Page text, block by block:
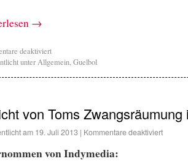
→
deaktiviert
unterAllgemein,Guelbol
von Toms
am 19. Juli 2013 | Kommentare deaktiviert
von Indymedia: